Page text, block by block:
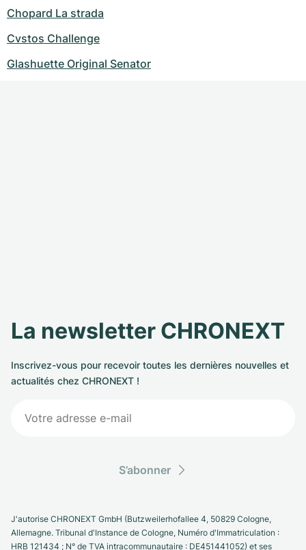
Chopard La strada
Cvstos Challenge
Glashuette Original Senator
La newsletter CHRONEXT
Inscrivez-vous pour recevoir toutes les dernières nouvelles et
actualités chez CHRONEXT !
S’abonner
J'autorise CHRONEXT GmbH (Butzweilerhofallee 4, 50829 Cologne,
Allemagne. Tribunal d'Instance de Cologne, Numéro d'Immatriculation :
HRB 121434 ; N° de TVA intracommunautaire : DE451441052) et ses